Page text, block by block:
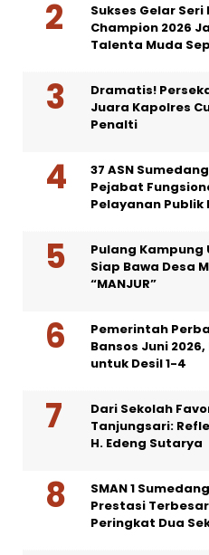
Sukses Gelar
Champion 2026
Talenta Muda
Dramatis!
Juara Kapolres
Penalti
37 ASN
Pejabat
Pelayanan Publik
Pulang Kampung
Siap Bawa Desa
“MANJUR”
Pemerintah
Bansos Juni
untuk Desil 1-4
Dari Sekolah
Tanjungsari:
H. Edeng Sutarya
SMAN 1
Prestasi Terbesar
Peringkat Dua